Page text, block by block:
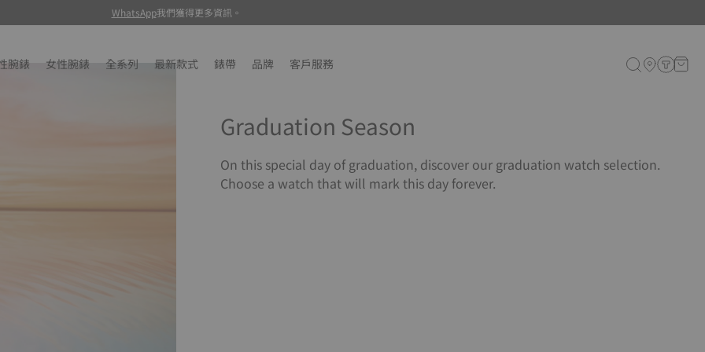
WhatsApp我們獲得更多資訊。
腕錶 女性腕錶 全系列 最新款式 錶帶 品牌 客戶服務
Graduation Season
On this special day of graduation, discover our graduation watch selection.
Choose a watch that will mark this day forever.